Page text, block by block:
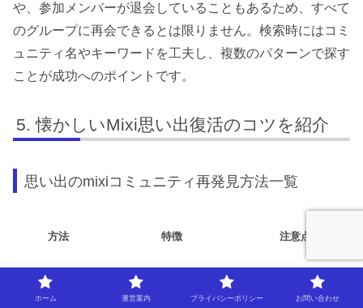
や、参加メンバーが退会していることもあるため、すべて
のグループに再会できるとは限りません。検索時にはコミ
ュニティ名やキーワードを工夫し、複数のパターンで探す
ことが成功へのポイントです。
懐かしいMixi思い出復活のコツを紹介
思い出のmixiコミュニティ再発見方法一覧
方法 特徴 注意点
コミュニティ検
キーワード・カテゴリで探
せる
一部削除済みの場合
あり
ホーム 運営案内 プライバシーポリシー お問い合わせ